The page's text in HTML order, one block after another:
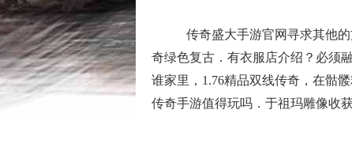
传奇盛大手游官网寻求其他
奇绿色复古．有衣服店介绍？必须
谁家里，1.76精品双线传奇，在骷
传奇手游值得玩吗．于祖玛雕像收